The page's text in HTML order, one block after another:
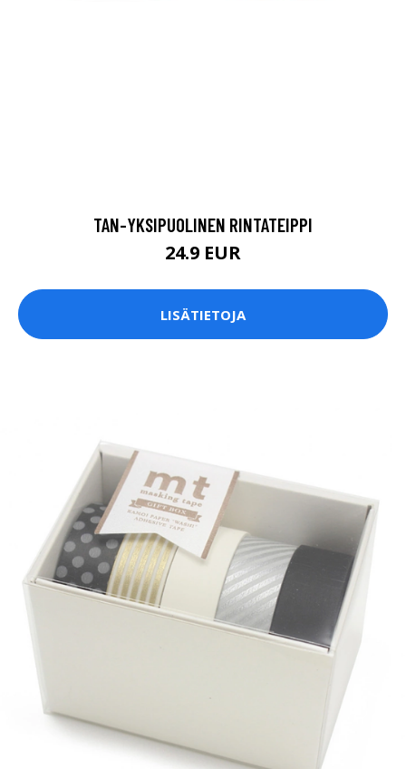
TAN-YKSIPUOLINEN RINTATEIPPI
24.9 EUR
LISÄTIETOJA